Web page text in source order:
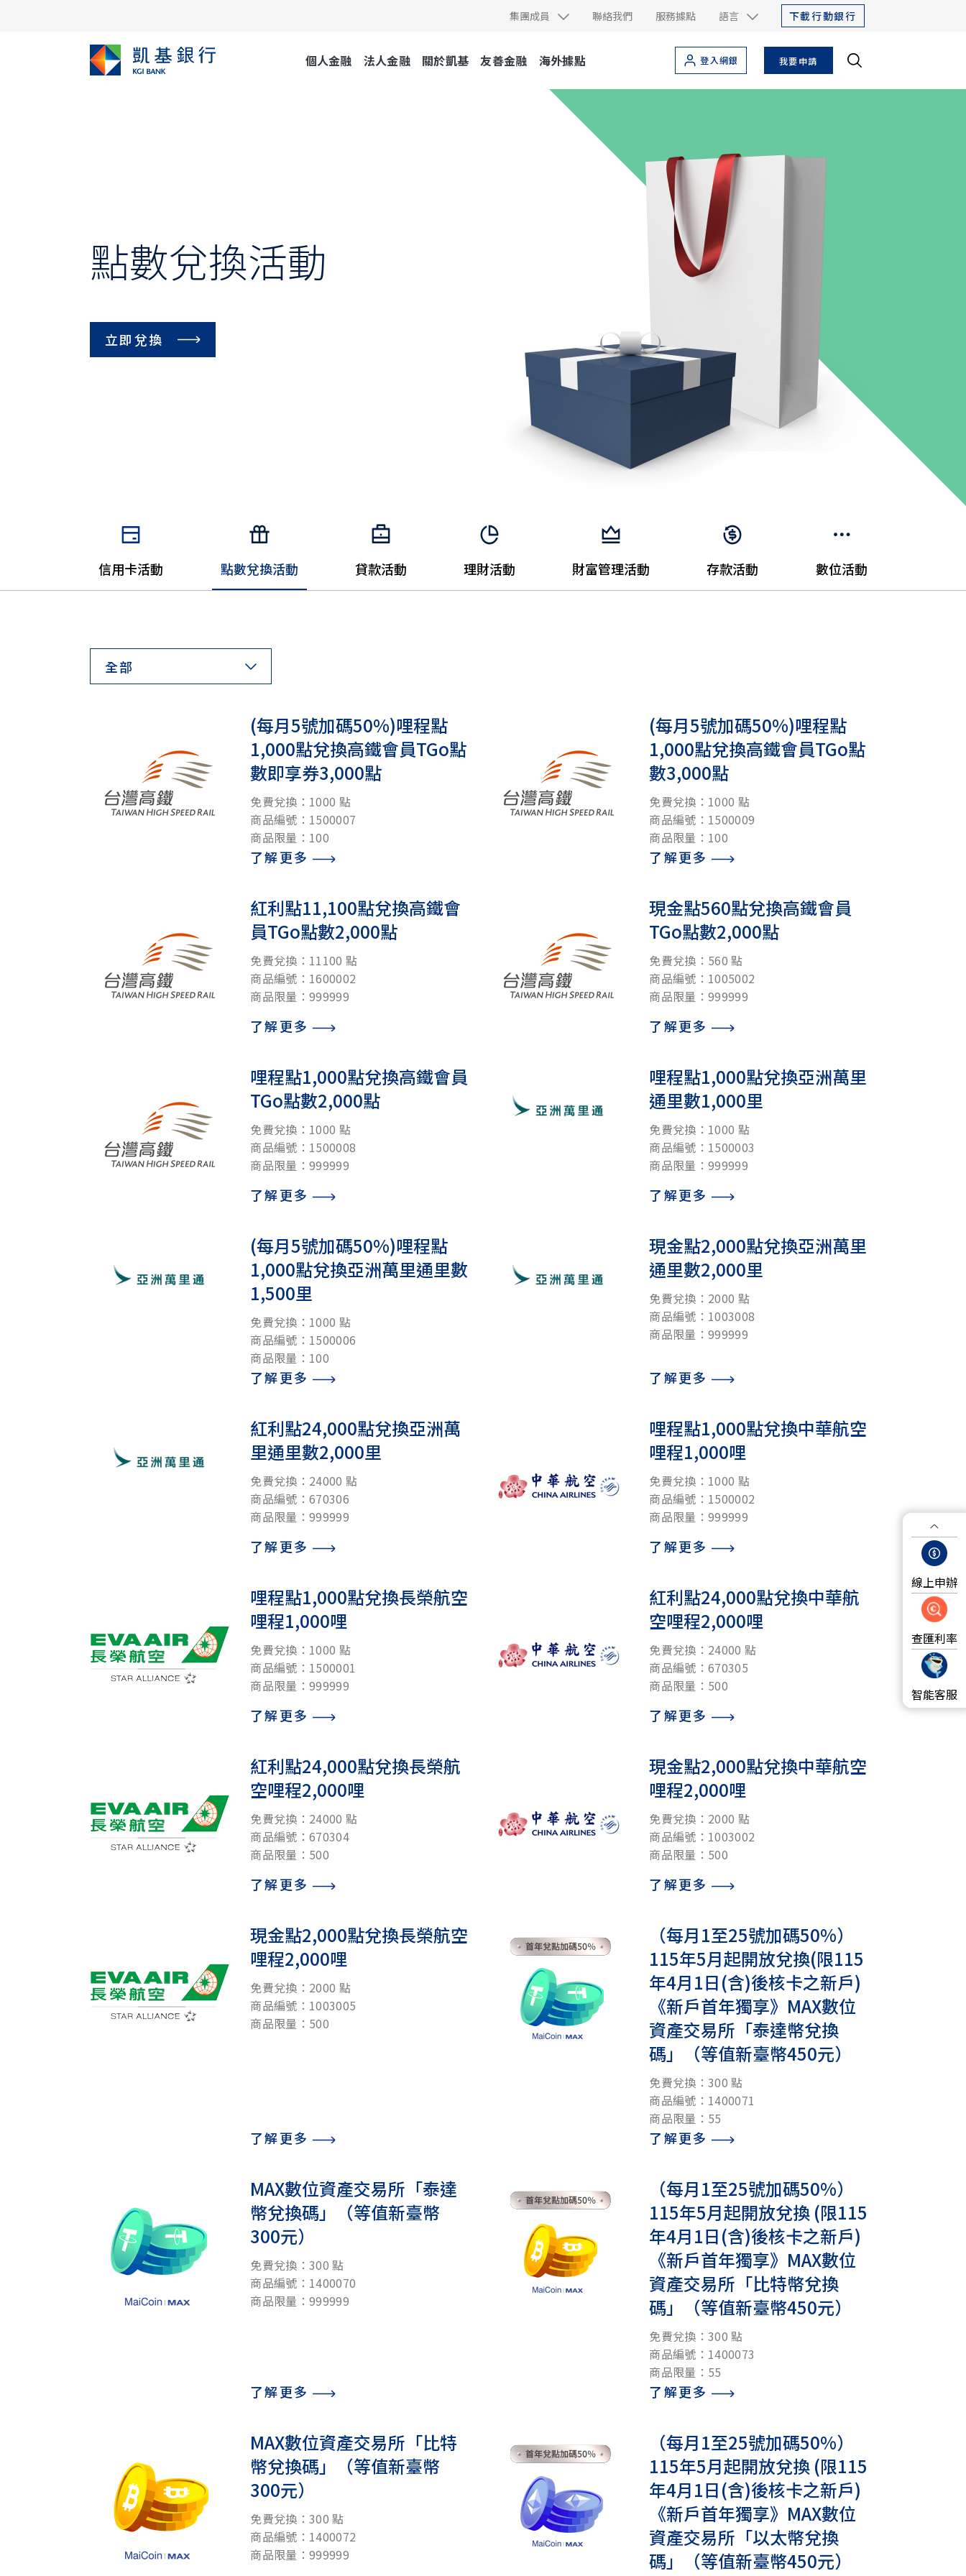
集團成員 聯絡我們 服務據點 語言 下載行動銀行
個人金融 法人金融 關於凱基 友善金融 海外據點 登入網銀 我要申請
線上申辦
查匯利率
智能客服
點數兌換活動
立即兌換
信用卡活動 點數兌換活動 貸款活動 理財活動 財富管理活動 存款活動 數位活動
全部
(每月5號加碼50%)哩程點
1,000點兌換高鐵會員TGo點
數即享券3,000點
免費兌換：1000 點
商品編號：1500007
商品限量：100
了解更多
(每月5號加碼50%)哩程點
1,000點兌換高鐵會員TGo點
數3,000點
免費兌換：1000 點
商品編號：1500009
商品限量：100
了解更多
紅利點11,100點兌換高鐵會
員TGo點數2,000點
免費兌換：11100 點
商品編號：1600002
商品限量：999999
了解更多
現金點560點兌換高鐵會員
TGo點數2,000點
免費兌換：560 點
商品編號：1005002
商品限量：999999
了解更多
哩程點1,000點兌換高鐵會員
TGo點數2,000點
免費兌換：1000 點
商品編號：1500008
商品限量：999999
了解更多
哩程點1,000點兌換亞洲萬里
通里數1,000里
免費兌換：1000 點
商品編號：1500003
商品限量：999999
了解更多
(每月5號加碼50%)哩程點
1,000點兌換亞洲萬里通里數
1,500里
免費兌換：1000 點
商品編號：1500006
商品限量：100
了解更多
現金點2,000點兌換亞洲萬里
通里數2,000里
免費兌換：2000 點
商品編號：1003008
商品限量：999999
了解更多
紅利點24,000點兌換亞洲萬
里通里數2,000里
免費兌換：24000 點
商品編號：670306
商品限量：999999
了解更多
哩程點1,000點兌換中華航空
哩程1,000哩
免費兌換：1000 點
商品編號：1500002
商品限量：999999
了解更多
哩程點1,000點兌換長榮航空
哩程1,000哩
免費兌換：1000 點
商品編號：1500001
商品限量：999999
了解更多
紅利點24,000點兌換中華航
空哩程2,000哩
免費兌換：24000 點
商品編號：670305
商品限量：500
了解更多
紅利點24,000點兌換長榮航
空哩程2,000哩
免費兌換：24000 點
商品編號：670304
商品限量：500
了解更多
現金點2,000點兌換中華航空
哩程2,000哩
免費兌換：2000 點
商品編號：1003002
商品限量：500
了解更多
現金點2,000點兌換長榮航空
哩程2,000哩
免費兌換：2000 點
商品編號：1003005
商品限量：500
了解更多
（每月1至25號加碼50%）
115年5月起開放兌換(限115
年4月1日(含)後核卡之新戶)
《新戶首年獨享》MAX數位
資產交易所「泰達幣兌換
碼」（等值新臺幣450元）
免費兌換：300 點
商品編號：1400071
商品限量：55
了解更多
MAX數位資產交易所「泰達
幣兌換碼」（等值新臺幣
300元）
免費兌換：300 點
商品編號：1400070
商品限量：999999
了解更多
（每月1至25號加碼50%）
115年5月起開放兌換 (限115
年4月1日(含)後核卡之新戶)
《新戶首年獨享》MAX數位
資產交易所「比特幣兌換
碼」（等值新臺幣450元）
免費兌換：300 點
商品編號：1400073
商品限量：55
了解更多
MAX數位資產交易所「比特
幣兌換碼」（等值新臺幣
300元）
免費兌換：300 點
商品編號：1400072
商品限量：999999
（每月1至25號加碼50%）
115年5月起開放兌換 (限115
年4月1日(含)後核卡之新戶)
《新戶首年獨享》MAX數位
資產交易所「以太幣兌換
碼」（等值新臺幣450元）